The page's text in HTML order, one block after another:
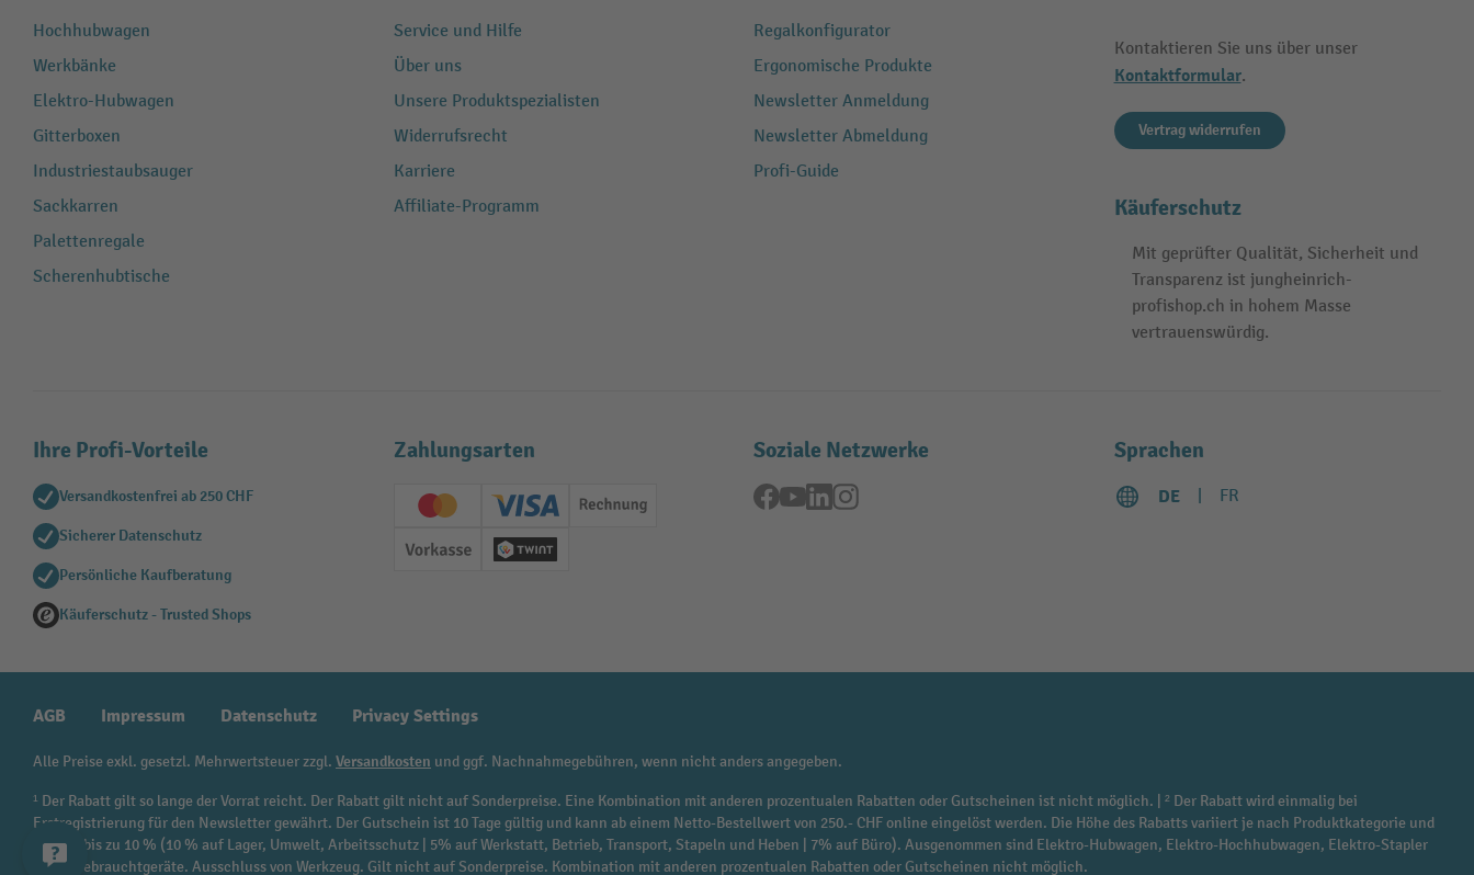
Hochhubwagen
Werkbänke
Elektro-Hubwagen
Gitterboxen
Industriestaubsauger
Sackkarren
Palettenregale
Scherenhubtische
Service und Hilfe
Über uns
Unsere Produktspezialisten
Widerrufsrecht
Karriere
Affiliate-Programm
Regalkonfigurator
Ergonomische Produkte
Newsletter Anmeldung
Newsletter Abmeldung
Profi-Guide
Kontaktieren Sie uns über unser
Kontaktformular.
Vertrag widerrufen
Käuferschutz
Mit geprüfter Qualität, Sicherheit und
Transparenz ist jungheinrich-
profishop.ch in hohem Masse
vertrauenswürdig.
Ihre Profi-Vorteile
Versandkostenfrei ab 250 CHF
Sicherer Datenschutz
Persönliche Kaufberatung
Käuferschutz - Trusted Shops
Zahlungsarten
Creditcard (Master)Creditcard (Visa)
Rechnung
Vorkasse Twint
Soziale Netzwerke
Facebook
YouTubeLinkedInInstagram
Sprachen
DE FR
AGB Impressum Datenschutz Privacy Settings
Alle Preise exkl. gesetzl. Mehrwertsteuer zzgl. Versandkosten und ggf. Nachnahmegebühren, wenn nicht anders angegeben.
¹ Der Rabatt gilt so lange der Vorrat reicht. Der Rabatt gilt nicht auf Sonderpreise. Eine Kombination mit anderen prozentualen Rabatten oder Gutscheinen ist nicht möglich. | ² Der Rabatt wird einmalig bei
Erstregistrierung für den Newsletter gewährt. Der Gutschein ist 10 Tage gültig und kann ab einem Netto-Bestellwert von 250.- CHF online eingelöst werden. Die Höhe des Rabatts variiert je nach Produktkategorie und
beträgt bis zu 10 % (10 % auf Lager, Umwelt, Arbeitsschutz | 5% auf Werkstatt, Betrieb, Transport, Stapeln und Heben | 7% auf Büro). Ausgenommen sind Elektro-Hubwagen, Elektro-Hochhubwagen, Elektro-Stapler
sowie Gebrauchtgeräte. Ausschluss von Werkzeug. Gilt nicht auf Sonderpreise. Kombination mit anderen prozentualen Rabatten oder Gutscheinen nicht möglich.